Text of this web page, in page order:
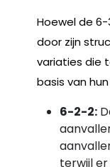
Hoewel de
door zijn
variaties die
basis van
6-2-2:
terwijl